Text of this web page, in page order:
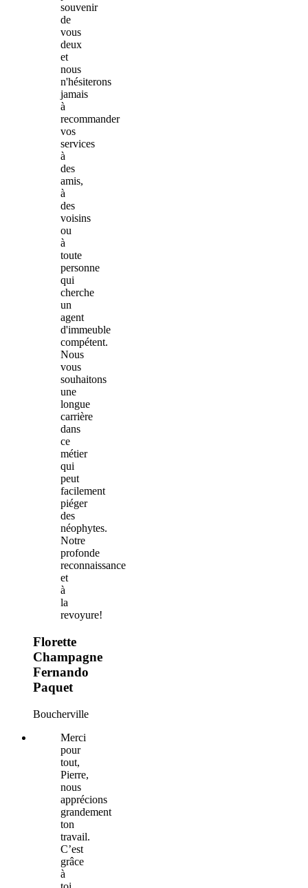
souvenir
de
vous
deux
et
nous
n'hésiterons
jamais
à
recommander
vos
services
à
des
amis,
à
des
voisins
ou
à
toute
personne
qui
cherche
un
agent
d'immeuble
compétent.
Nous
vous
souhaitons
une
longue
carrière
dans
ce
métier
qui
peut
facilement
piéger
des
néophytes.
Notre
profonde
reconnaissance
et
à
la
revoyure!
Florette
Champagne
Fernando
Paquet
Boucherville
Merci
pour
tout,
Pierre,
nous
apprécions
grandement
ton
travail.
C’est
grâce
à